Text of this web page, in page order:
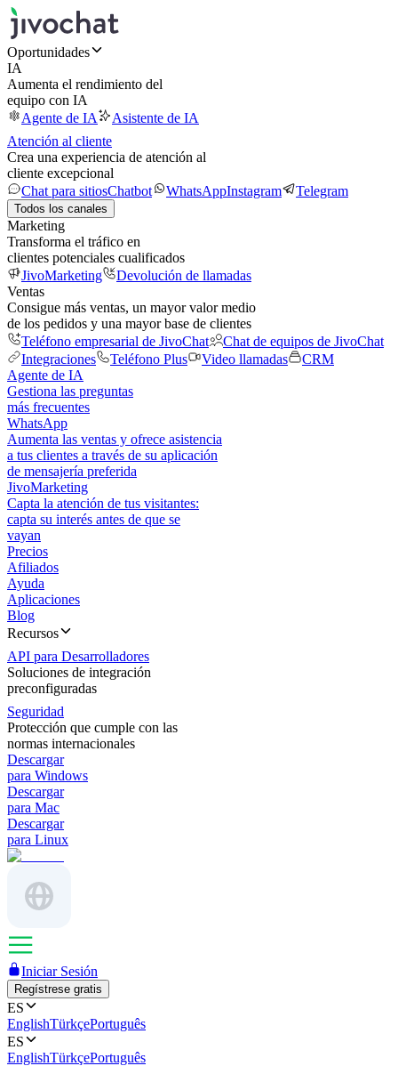
Oportunidades
IA
Aumenta el rendimiento del
equipo con IA
Agente de IA
Asistente de IA
Atención al cliente
Crea una experiencia de atención al
cliente excepcional
Chat para sitiosChatbot WhatsAppInstagram Telegram
Todos los canales
Marketing
Transforma el tráfico en
clientes potenciales cualificados
JivoMarketing
Devolución de llamadas
Ventas
Consigue más ventas, un mayor valor medio
de los pedidos y una mayor base de clientes
Teléfono empresarial de JivoChat
Chat de equipos de JivoChat
Integraciones
Teléfono Plus Video llamadas
CRM
Agente de IA
Gestiona las preguntas
más frecuentes
WhatsApp
Aumenta las ventas y ofrece asistencia
a tus clientes a través de su aplicación
de mensajería preferida
JivoMarketing
Capta la atención de tus visitantes:
capta su interés antes de que se
vayan
Precios
Afiliados
Ayuda
Aplicaciones
Blog
Recursos
API para Desarrolladores
Soluciones de integración
preconfiguradas
Seguridad
Protección que cumple con las
normas internacionales
Descargar
para Windows
Descargar
para Mac
Descargar
para Linux
Iniciar Sesión
Regístrese gratis
ES
EnglishTürkçePortuguês
ES
EnglishTürkçePortuguês